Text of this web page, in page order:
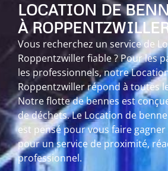
LOCATION DE
À
Vous recherchez un service de
Roppentzwiller fiable ? Pour les
les professionnels, notre
Roppentzwiller répond à toutes
Notre flotte de bennes est
de déchets. Le Location de
est pensé pour vous faire
pour un service de proximité,
professionnel.